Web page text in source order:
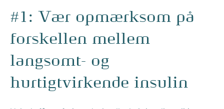
#1: Vær opmærksom på
forskellen mellem
langsomt- og
hurtigtvirkende insulin